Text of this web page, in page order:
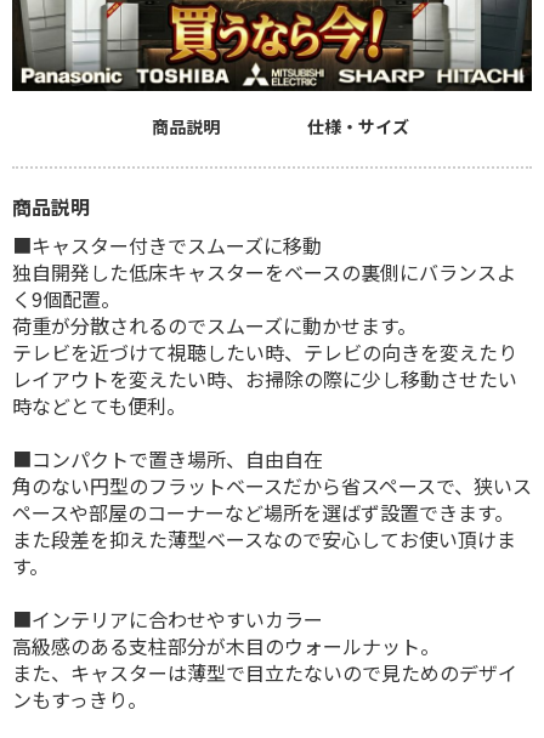
商品説明 仕様・サイズ
商品説明
■キャスター付きでスムーズに移動
独自開発した低床キャスターをベースの裏側にバランスよ
く9個配置。
荷重が分散されるのでスムーズに動かせます。
テレビを近づけて視聴したい時、テレビの向きを変えたり
レイアウトを変えたい時、お掃除の際に少し移動させたい
時などとても便利。
■コンパクトで置き場所、自由自在
角のない円型のフラットベースだから省スペースで、狭いス
ペースや部屋のコーナーなど場所を選ばず設置できます。
また段差を抑えた薄型ベースなので安心してお使い頂けま
す。
■インテリアに合わせやすいカラー
高級感のある支柱部分が木目のウォールナット。
また、キャスターは薄型で目立たないので見ためのデザイ
ンもすっきり。